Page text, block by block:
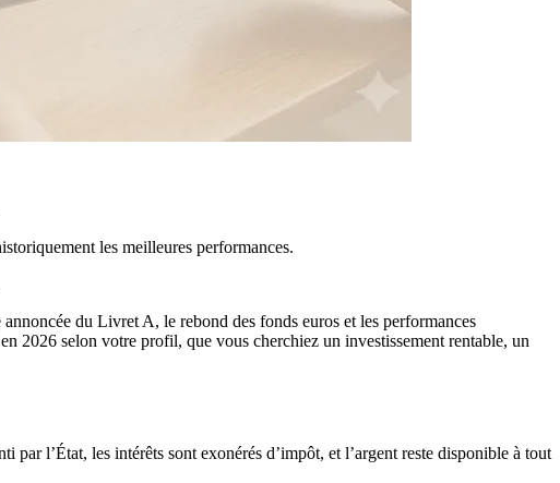
les meilleures performances.
du Livret A, le rebond des fonds euros et les performances
2026 selon votre profil, que vous cherchiez un investissement rentable, un
l’État, les intérêts sont exonérés d’impôt, et l’argent reste disponible à tout